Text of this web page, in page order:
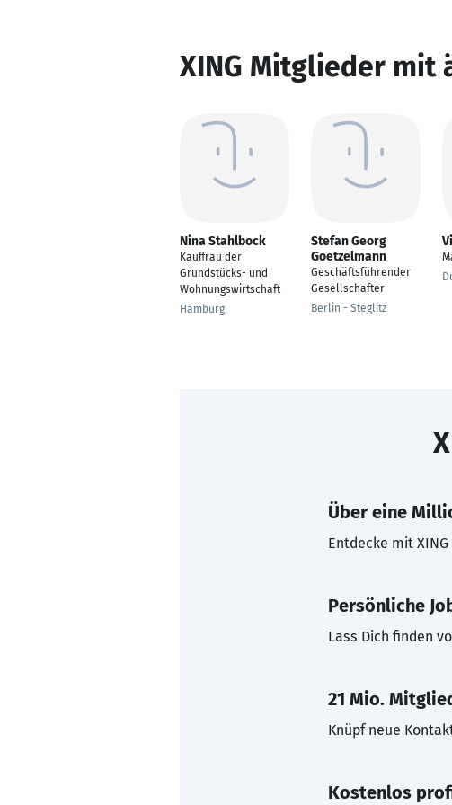
XING Mitglieder mit
Nina Stahlbock
Kauffrau der
Grundstücks- und
Wohnungswirtschaft
Hamburg
Stefan Georg
Goetzelmann
Geschäftsführender
Gesellschafter
Berlin - Steglitz
Über eine
Entdecke mit
Persönliche
Lass Dich finden
21 Mio.
Knüpf neue
Kostenlos